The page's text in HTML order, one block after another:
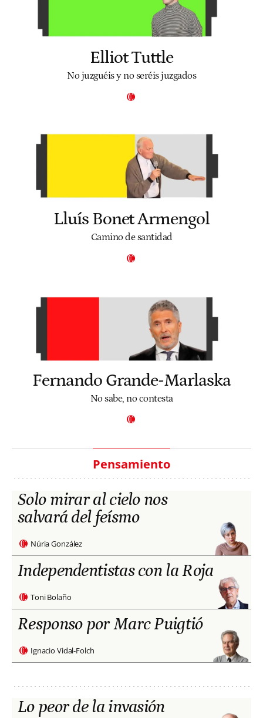
Elliot Tuttle
No juzguéis y no seréis juzgados
Lluís Bonet Armengol
Camino de santidad
Fernando Grande-Marlaska
No sabe, no contesta
Pensamiento
Solo mirar al cielo nos
salvará del feísmo
Núria González
Independentistas con la Roja
Toni Bolaño
Responso por Marc Puigtió
Ignacio Vidal-Folch
Lo peor de la invasión